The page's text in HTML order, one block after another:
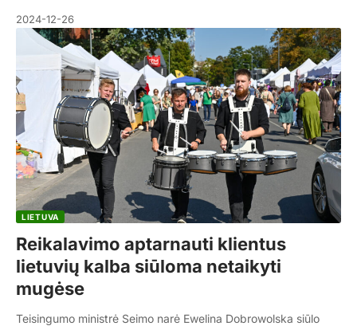
2024-12-26
LIETUVA
Reikalavimo aptarnauti klientus
lietuvių kalba siūloma netaikyti
mugėse
Teisingumo ministrė Seimo narė Ewelina Dobrowolska siūlo